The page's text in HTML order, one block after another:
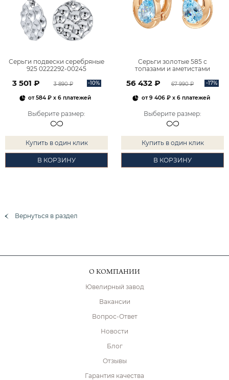
Серьги подвески серебряные
925 0222292-00245
3 501 ₽ 3 890 ₽ -10%
от584 ₽ x 6 платежей
Выберите размер:
Купить в один клик
В КОРЗИНУ
Серьги золотые 585 с
топазами и аметистами
56 432 ₽ 67 990 ₽ -17%
от9 406 ₽x 6 платежей
Выберите размер:
Купить в один клик
В КОРЗИНУ
Вернуться в раздел
О КОМПАНИИ
Ювелирный завод
Вакансии
Вопрос-Ответ
Новости
Блог
Отзывы
Гарантия качества